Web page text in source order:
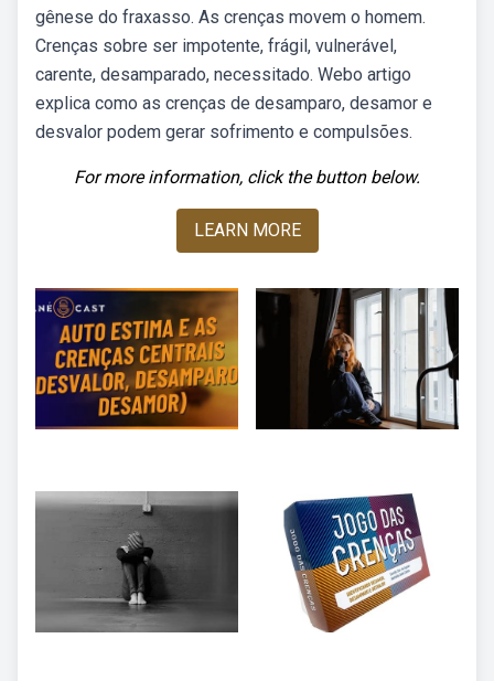
gênese do fraxasso. As crenças movem o homem.
Crenças sobre ser impotente, frágil, vulnerável,
carente, desamparado, necessitado. Webo artigo
explica como as crenças de desamparo, desamor e
desvalor podem gerar sofrimento e compulsões.
For more information, click the button below.
LEARN MORE